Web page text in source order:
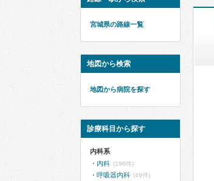
宮城県の路線一覧
地図から検索
地図から病院を探す
診療科目から探す
内科系
内科 (196件)
呼吸器内科 (49件)